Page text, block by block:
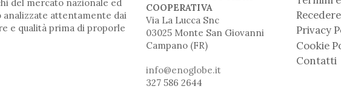
del mercato nazionale ed
attentamente dai
e qualità prima di proporle
COOPERATIVA
Via La Lucca Snc
03025 Monte San Giovanni
Campano (FR)
info@enoglobe.it
327 586 2644
Privacy
Cookie
Contatti